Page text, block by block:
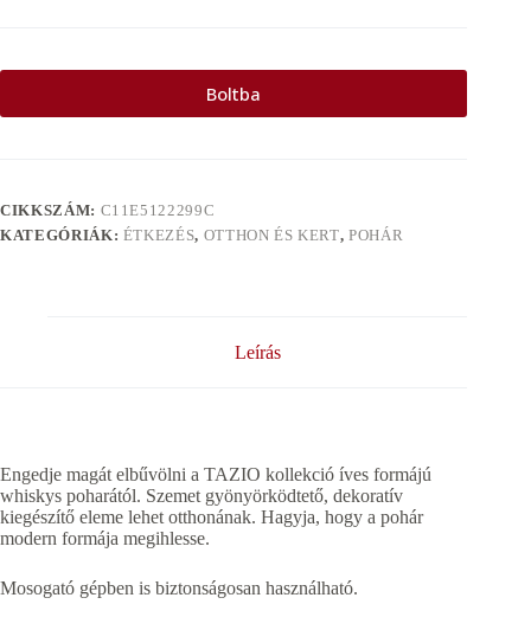
Boltba
CIKKSZÁM: C11E5122299C
KATEGÓRIÁK: ÉTKEZÉS, OTTHON ÉS KERT,POHÁR
Leírás
Engedje magát elbűvölni a TAZIO kollekció íves formájú
whiskys poharától. Szemet gyönyörködtető, dekoratív
kiegészítő eleme lehet otthonának. Hagyja, hogy a pohár
modern formája megihlesse.
Mosogató gépben is biztonságosan használható.